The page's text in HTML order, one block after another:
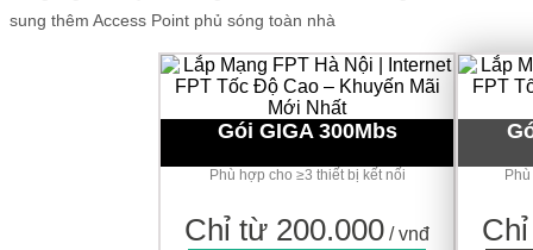
sung thêm Access Point phủ sóng toàn nhà
Gói GIGA 300Mbs
Phù hợp cho ≥3 thiết bị kết nối
Chỉ từ 200.000 / vnđ